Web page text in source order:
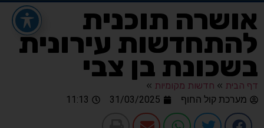
אושרה תוכנית
להתחדשות עירונית
בשכונת בן צבי
דף הבית » חדשות מקומיות »
מערכת קול החוף
31/03/2025
11:13